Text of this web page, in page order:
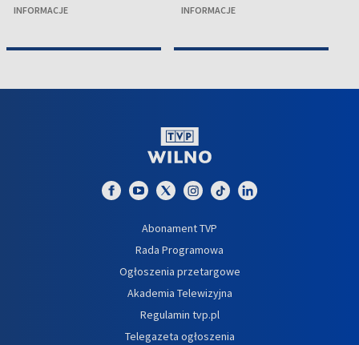
INFORMACJE INFORMACJE
Abonament TVP
Rada Programowa
Ogłoszenia przetargowe
Akademia Telewizyjna
Regulamin tvp.pl
Telegazeta ogłoszenia